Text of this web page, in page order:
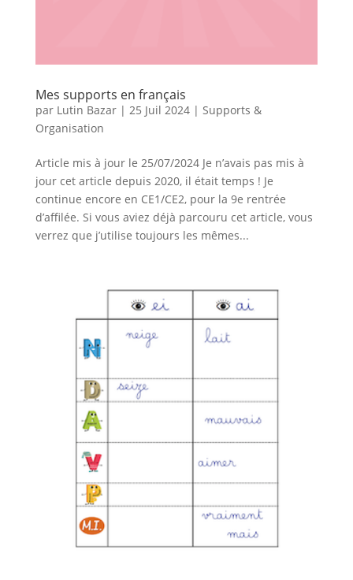
Mes supports en français
par Lutin Bazar| 25 Juil 2024| Supports &
Organisation
Article mis à jour le 25/07/2024 Je n’avais pas mis à
jour cet article depuis 2020, il était temps ! Je
continue encore en CE1/CE2, pour la 9e rentrée
d’affilée. Si vous aviez déjà parcouru cet article, vous
verrez que j’utilise toujours les mêmes...